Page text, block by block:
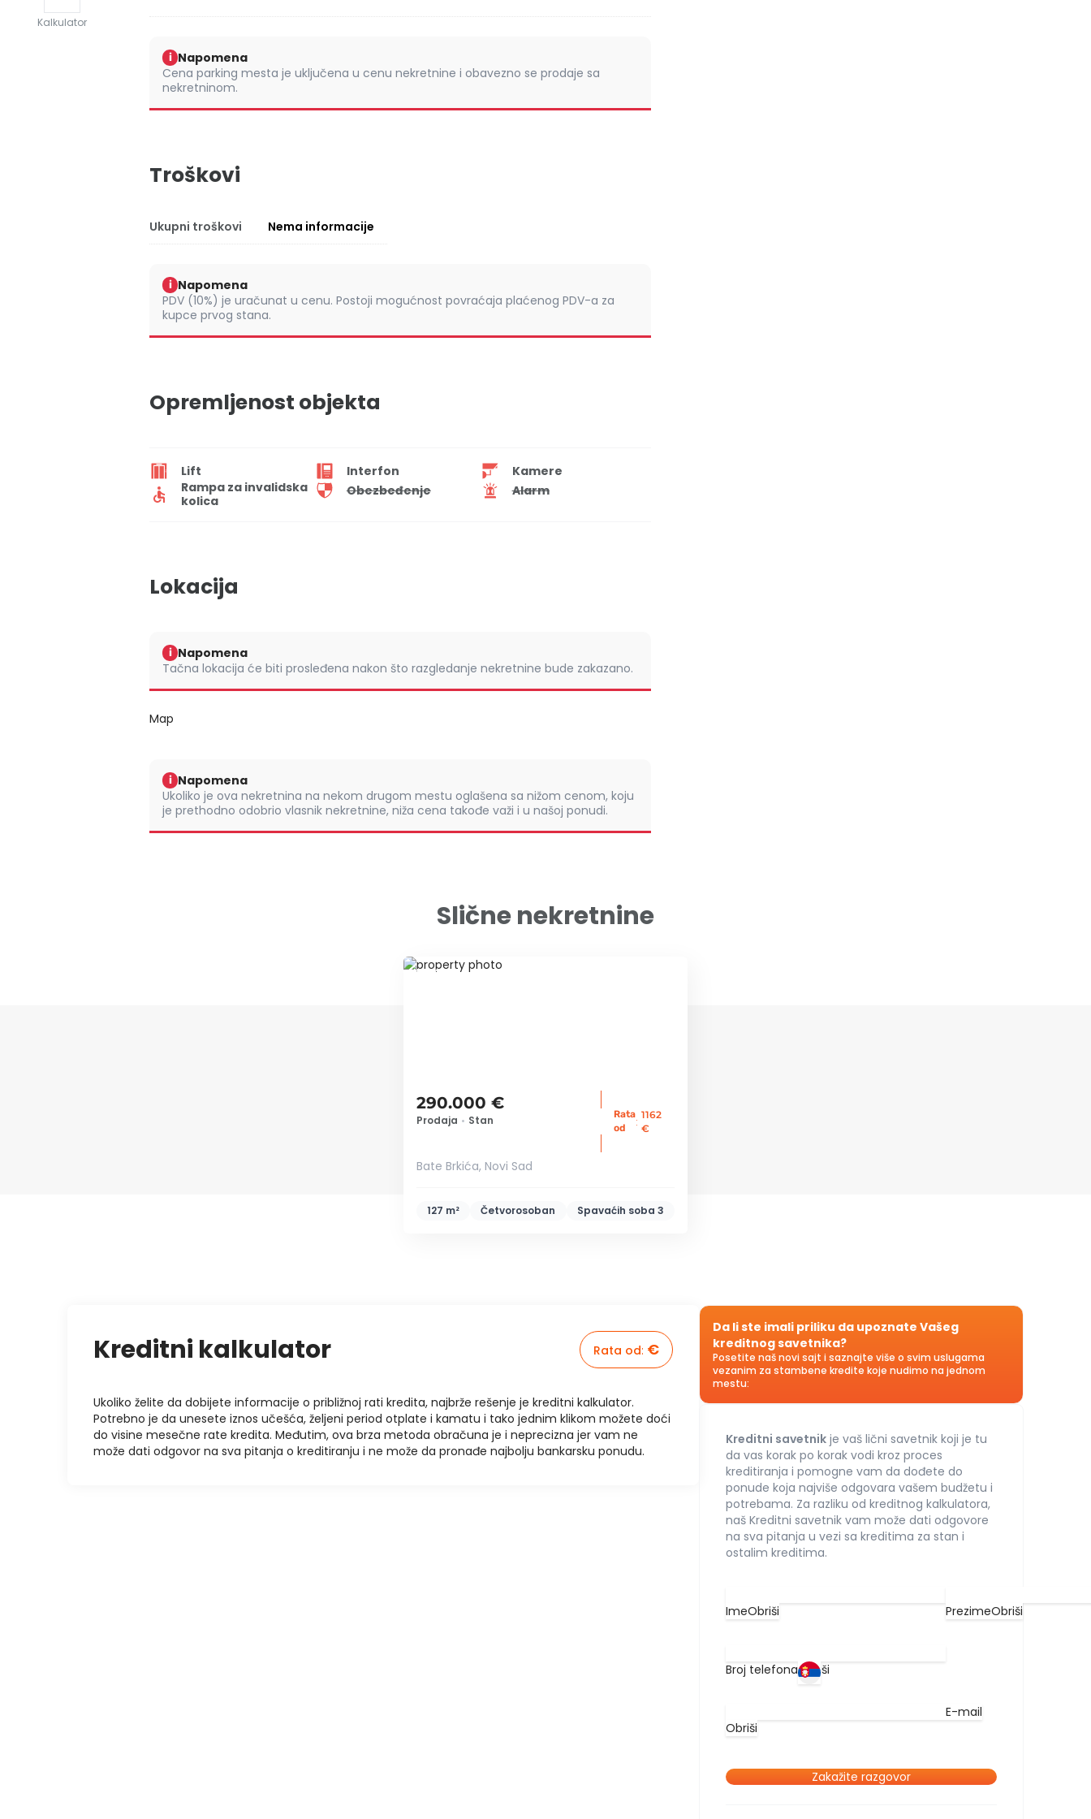
Kalkulator
i Napomena
Cena parking mesta je uključena u cenu nekretnine i obavezno se prodaje sa
nekretninom.
Troškovi
Ukupni troškovi Nema informacije
i Napomena
PDV (10%) je uračunat u cenu. Postoji mogućnost povraćaja plaćenog PDV-a za
kupce prvog stana.
Opremljenost objekta
Lift Interfon
Kamere
Rampa za invalidska
kolica
Obezbeđenje Alarm
Lokacija
i Napomena
Tačna lokacija će biti prosleđena nakon što razgledanje nekretnine bude zakazano.
Map
i Napomena
Ukoliko je ova nekretnina na nekom drugom mestu oglašena sa nižom cenom, koju
je prethodno odobrio vlasnik nekretnine, niža cena takođe važi i u našoj ponudi.
Slične nekretnine
ID 54305
290.000 €
Prodaja • Stan
Rata
od
: 1162
€
Bate Brkića, Novi Sad
127 m² Četvorosoban Spavaćih soba 3
Kreditni kalkulator Rata od: €
Ukoliko želite da dobijete informacije o približnoj rati kredita, najbrže rešenje je kreditni kalkulator.
Potrebno je da unesete iznos učešća, željeni period otplate i kamatu i tako jednim klikom možete doći
do visine mesečne rate kredita. Međutim, ova brza metoda obračuna je i neprecizna jer vam ne
može dati odgovor na sva pitanja o kreditiranju i ne može da pronađe najbolju bankarsku ponudu.
Da li ste imali priliku da upoznate Vašeg
kreditnog savetnika?
Posetite naš novi sajt i saznajte više o svim uslugama
vezanim za stambene kredite koje nudimo na jednom
mestu:
Kreditni savetnik je vaš lični savetnik koji je tu
da vas korak po korak vodi kroz proces
kreditiranja i pomogne vam da dođete do
ponude koja najviše odgovara vašem budžetu i
potrebama. Za razliku od kreditnog kalkulatora,
naš Kreditni savetnik vam može dati odgovore
na sva pitanja u vezi sa kreditima za stan i
ostalim kreditima.
ImeObriši PrezimeObriši
Broj telefonaObriši
E-mail
Obriši
Zakažite razgovor